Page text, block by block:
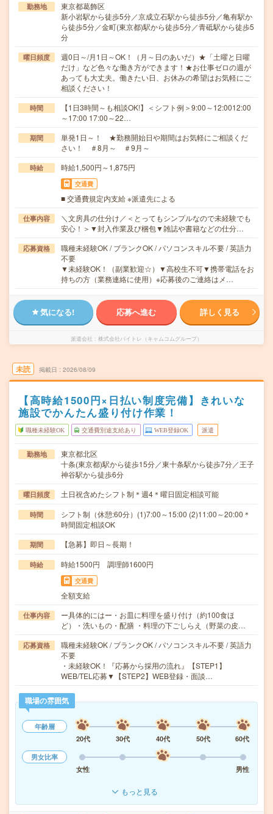
勤務地
東京都葛飾区
新小岩駅から徒歩5分／京成立石駅から徒歩5分／亀有駅か
ら徒歩5分／金町(東京都)駅から徒歩5分／青砥駅から徒歩5
分
曜日頻度
週0日～/月1日～OK！（月～日のあいだ）★「土曜と日曜
だけ」など色々な働き方ができます！★お仕事ゼロの週が
あっても大丈夫。働きたい日、お休みの希望はお気軽にご
相談ください！
時間
【1日3時間～も相談OK!】＜シフト例＞9:00～12:0012:00
～17:00 17:00～22…
期間
単発1日～！ ★勤務開始日や期間はお気軽にご相談くだ
さい！ ＃8月～ ＃9月～
時給 時給1,500円～1,875円
交通費
■ 交通費規定内支給 ※派遣先による
仕事内容
＼文房具の仕分け／＜とってもシンプルなので未経験でも
安心！＞▼封入作業及び梱包▼雑誌や書籍などの仕分…
応募資格
職種未経験OK / ブランクOK / パソコンスキル不要 / 英語力
不要
▼未経験OK！（副業歓迎☆）▼高校生不可▼携帯電話をお
持ちの方（業務連絡に使用）※応募後のご連絡はメ…
気になる! 応募へ進む 詳しく見る
派遣会社 株式会社バイトレ（キャムコムグループ）
未読 掲載日 2026/08/09
【高時給1500円×日払い制度完備】きれいな
施設でかんたん盛り付け作業！
職種未経験OK 交通費別途支給あり WEB登録OK 派遣
勤務地
東京都北区
十条(東京都)駅から徒歩15分／東十条駅から徒歩7分／王子
神谷駅から徒歩6分
曜日頻度 土日祝含めたシフト制＊週4＊曜日固定相談可能
時間
シフト制（休憩:60分）(1)7:00～15:00 (2)11:00～20:00＊
時間固定相談OK
期間 【急募】即日～長期！
時給 時給1500円 調理師1600円
交通費
全額支給
仕事内容
ー具体的にはー・お皿に料理を盛り付け（約100食ほ
ど）・洗いもの・配膳 ・料理の下ごしらえ（野菜の皮…
応募資格
職種未経験OK / ブランクOK / パソコンスキル不要 / 英語力
不要
・未経験OK！『応募から採用の流れ』【STEP1】
WEB/TEL応募▼【STEP2】WEB登録・面談…
職場の雰囲気
年齢層
20代
30代 40代 50代
60代
男女比率
女性
男性
もっと見る